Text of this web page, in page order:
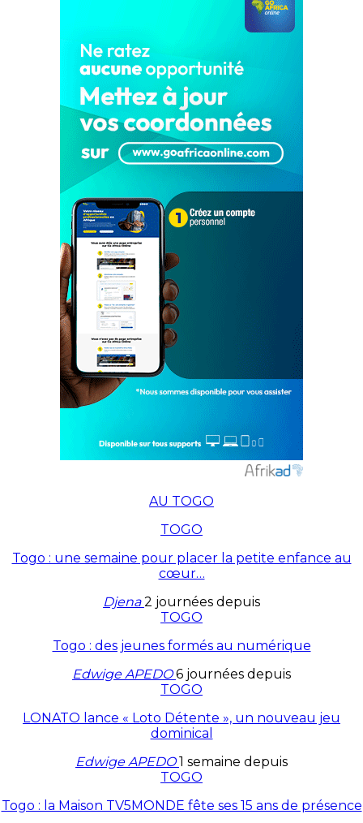
AU TOGO
TOGO
Togo : une semaine pour placer la petite enfance au
cœur…
Djena2 journées depuis
TOGO
Togo : des jeunes formés au numérique
Edwige APEDO6 journées depuis
TOGO
LONATO lance « Loto Détente », un nouveau jeu
dominical
Edwige APEDO1 semaine depuis
TOGO
Togo : la Maison TV5MONDE fête ses 15 ans de présence